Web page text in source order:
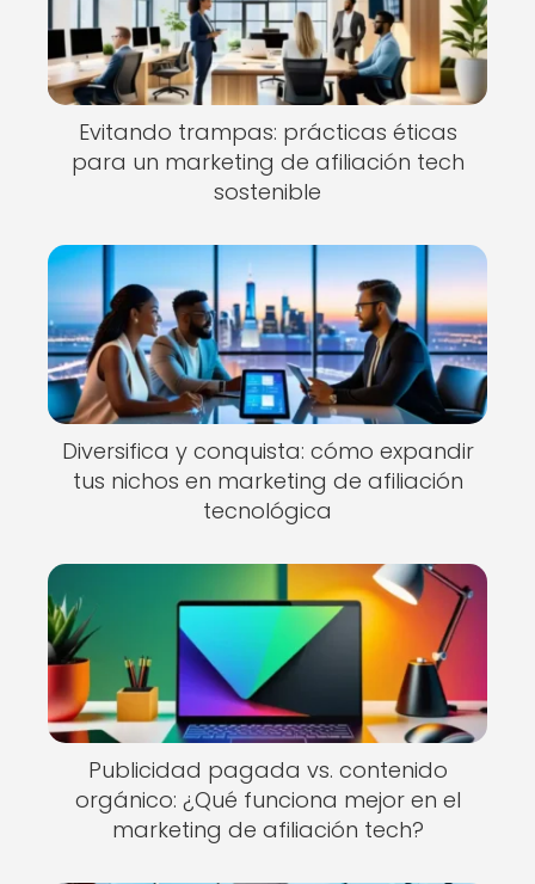
Evitando trampas: prácticas éticas
para un marketing de afiliación tech
sostenible
Diversifica y conquista: cómo expandir
tus nichos en marketing de afiliación
tecnológica
Publicidad pagada vs. contenido
orgánico: ¿Qué funciona mejor en el
marketing de afiliación tech?